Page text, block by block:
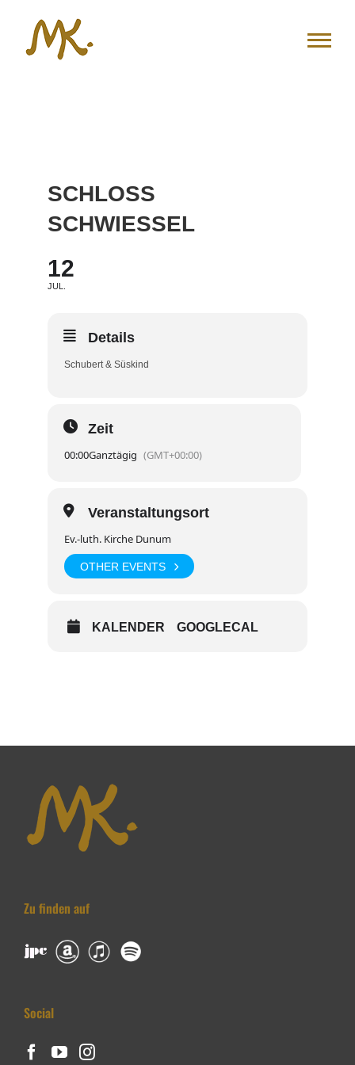
springen
SCHLOSS
SCHWIESSEL
12
JUL.
Details
Schubert & Süskind
Zeit
00:00Ganztägig (GMT+00:00)
Veranstaltungsort
Ev.-luth. Kirche Dunum
OTHER EVENTS
KALENDER GOOGLECAL
Zu finden auf
Social